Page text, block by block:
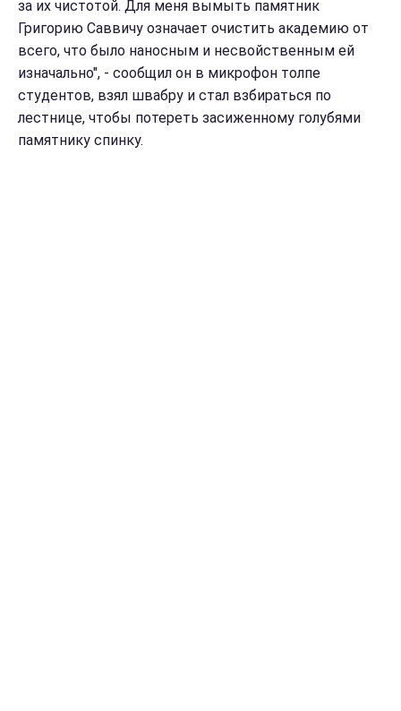
за их чистотой. Для меня вымыть памятник
Григорию Саввичу означает очистить академию от
всего, что было наносным и несвойственным ей
изначально", - сообщил он в микрофон толпе
студентов, взял швабру и стал взбираться по
лестнице, чтобы потереть засиженному голубями
памятнику спинку.